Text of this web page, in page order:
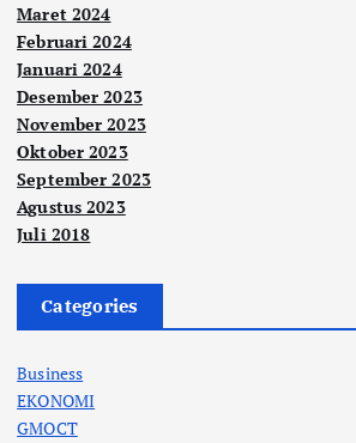
Maret 2024
Februari 2024
Januari 2024
Desember 2023
November 2023
Oktober 2023
September 2023
Agustus 2023
Juli 2018
Categories
Business
EKONOMI
GMOCT